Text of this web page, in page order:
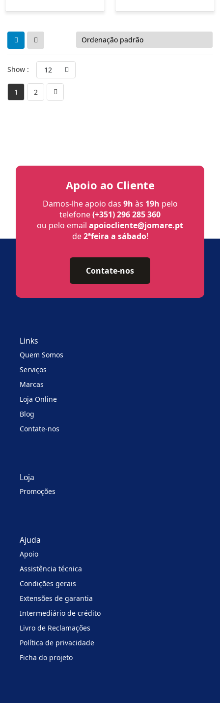
Show : 12
1 2
Apoio ao Cliente
Damos-lhe apoio das 9h às 19h pelo
telefone(+351) 296 285 360
ou pelo email apoiocliente@jomare.pt
de2ªfeira a sábado!
Contate-nos
Links
Quem Somos
Serviços
Marcas
Loja Online
Blog
Contate-nos
Loja
Promoções
Ajuda
Apoio
Assistência técnica
Condições gerais
Extensões de garantia
Intermediário de crédito
Livro de Reclamações
Política de privacidade
Ficha do projeto